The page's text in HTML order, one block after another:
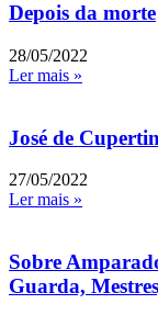
Depois da morte
28/05/2022
Ler mais »
José de
27/05/2022
Ler mais »
Sobre
Guarda,